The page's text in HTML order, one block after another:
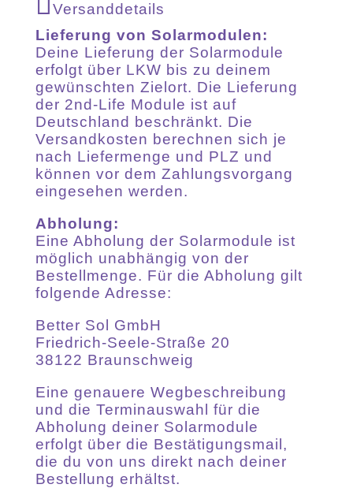
Versanddetails
Lieferung von Solarmodulen:
Deine Lieferung der Solarmodule
erfolgt über LKW bis zu deinem
gewünschten Zielort. Die Lieferung
der 2nd-Life Module ist auf
Deutschland beschränkt. Die
Versandkosten berechnen sich je
nach Liefermenge und PLZ und
können vor dem Zahlungsvorgang
eingesehen werden.
Abholung:
Eine Abholung der Solarmodule ist
möglich unabhängig von der
Bestellmenge. Für die Abholung gilt
folgende Adresse:
Better Sol GmbH
Friedrich-Seele-Straße 20
38122 Braunschweig
Eine genauere Wegbeschreibung
und die Terminauswahl für die
Abholung deiner Solarmodule
erfolgt über die Bestätigungsmail,
die du von uns direkt nach deiner
Bestellung erhältst.